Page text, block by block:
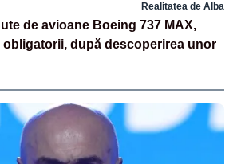
Realitatea de Alba
de avioane Boeing 737 MAX,
după descoperirea unor